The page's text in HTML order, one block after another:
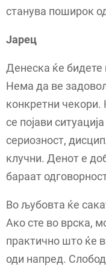
станува поширок
Јарец
Денеска ќе бидете
Нема да ве
конкретни
се појави
сериозност,
клучни. Денот е
бараат
Во љубовта ќе
Ако сте во врска,
практично што ќе
оди напред.